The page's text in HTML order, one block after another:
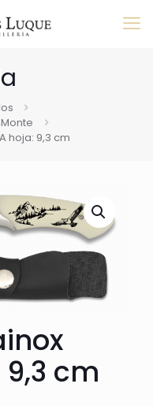
hoja: 9,3 cm
9,3 cm